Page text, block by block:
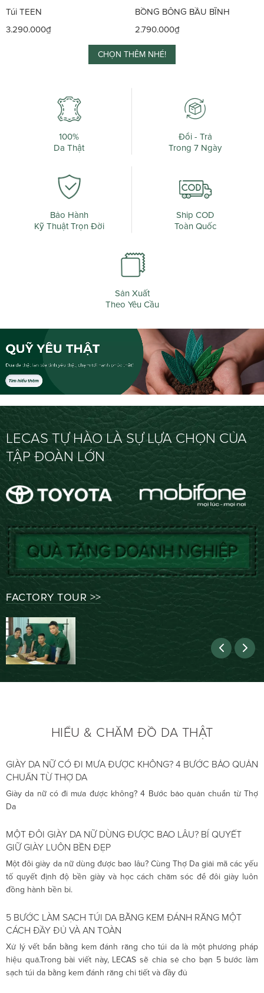
Túi TEEN
3.290.000₫
BỒNG BÔNG BẦU BĨNH
2.790.000₫
CHỌN THÊM NHÉ!
100%
Da Thật
Đổi - Trả
Trong 7 Ngày
Bảo Hành
Kỹ Thuật Trọn Đời
Ship COD
Toàn Quốc
Sản Xuất
Theo Yêu Cầu
LECAS TỰ HÀO LÀ SỰ LỰA CHỌN CỦA
TẬP ĐOÀN LỚN
FACTORY TOUR >>
LECAS - ĐỒ DA HẠNH PHÚC
HIỂU & CHĂM ĐỒ DA THẬT
GIÀY DA NỮ CÓ ĐI MƯA ĐƯỢC KHÔNG? 4 BƯỚC BẢO QUẢN
CHUẨN TỪ THỢ DA
Giày da nữ có đi mưa được không? 4 Bước bảo quản chuẩn từ Thợ
Da
MỘT ĐÔI GIÀY DA NỮ DÙNG ĐƯỢC BAO LÂU? BÍ QUYẾT
GIỮ GIÀY LUÔN BỀN ĐẸP
Một đôi giày da nữ dùng được bao lâu? Cùng Thợ Da giải mã các yếu
tố quyết định độ bền giày và học cách chăm sóc để đôi giày luôn
đồng hành bền bỉ.
5 BƯỚC LÀM SẠCH TÚI DA BẰNG KEM ĐÁNH RĂNG MỘT
CÁCH ĐẦY ĐỦ VÀ AN TOÀN
Xử lý vết bẩn bằng kem đánh răng cho túi da là một phương pháp
hiệu quả.Trong bài viết này, LECAS sẽ chia sẻ cho bạn 5 bước làm
sạch túi da bằng kem đánh răng chi tiết và đầy đủ